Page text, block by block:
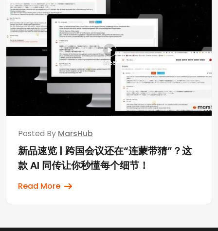
Posted By MarsHub
新品速览 | 跨国会议还在“连蒙带猜”？这
款 AI 同传让你秒懂每个细节！
Read More